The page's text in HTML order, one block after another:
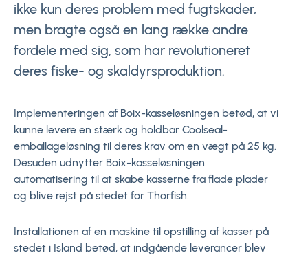
ikke kun deres problem med fugtskader,
men bragte også en lang række andre
fordele med sig, som har revolutioneret
deres fiske- og skaldyrsproduktion.
Implementeringen af Boix-kasseløsningen betød, at vi
kunne levere en stærk og holdbar Coolseal-
emballageløsning til deres krav om en vægt på 25 kg.
Desuden udnytter Boix-kasseløsningen
automatisering til at skabe kasserne fra flade plader
og blive rejst på stedet for Thorfish.
Installationen af en maskine til opstilling af kasser på
stedet i Island betød, at indgående leverancer blev